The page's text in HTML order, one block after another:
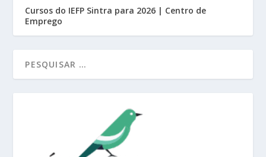
Cursos do IEFP Sintra para 2026 | Centro de
Emprego